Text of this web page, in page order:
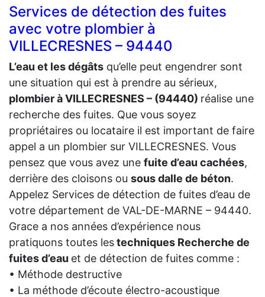
Services de détection des fuites
avec votre plombier à
VILLECRESNES – 94440
L’eau et les dégâts qu’elle peut engendrer sont
une situation qui est à prendre au sérieux,
plombier à VILLECRESNES – (94440) réalise une
recherche des fuites. Que vous soyez
propriétaires ou locataire il est important de faire
appel a un plombier sur VILLECRESNES. Vous
pensez que vous avez une fuite d’eau cachées,
derrière des cloisons ou sous dalle de béton.
Appelez Services de détection de fuites d’eau de
votre département de VAL-DE-MARNE – 94440.
Grace a nos années d’expérience nous
pratiquons toutes lestechniques Recherche de
fuites d’eau et de détection de fuites comme :
• Méthode destructive
• La méthode d’écoute électro-acoustique